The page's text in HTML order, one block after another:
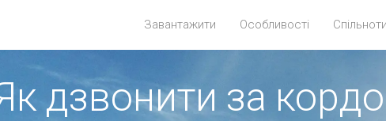
Завантажити Особливості Спільноти
дзвонити за